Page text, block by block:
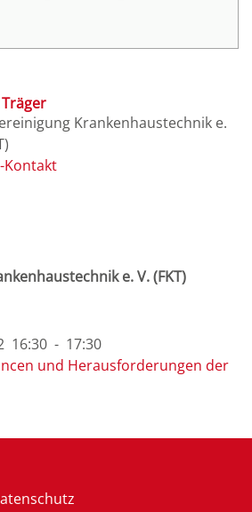
Krankenhaustechnik e.
e. V. (FKT)
16:30 - 17:30
und Herausforderungen der